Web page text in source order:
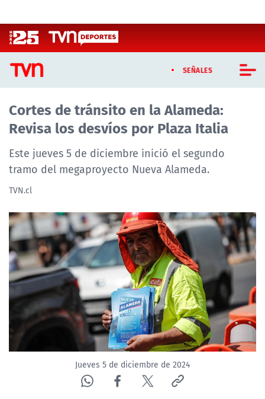
SEÑALES
CASTING MASTERCHEF CHILE
CASTING TVN VERTICAL
TVN VERTICAL
TVN PLAY
PROGRAMAS
TELESERIES
NTV
ACTUALIDAD Y TENDENCIAS
CORPORATIVO Y TRANSPARENCIA
CANAL DE DENUNCIAS
Cortes de tránsito en la Alameda:
Revisa los desvíos por Plaza Italia
Este jueves 5 de diciembre inició el segundo
tramo del megaproyecto Nueva Alameda.
TVN.cl
Jueves 5 de diciembre de 2024